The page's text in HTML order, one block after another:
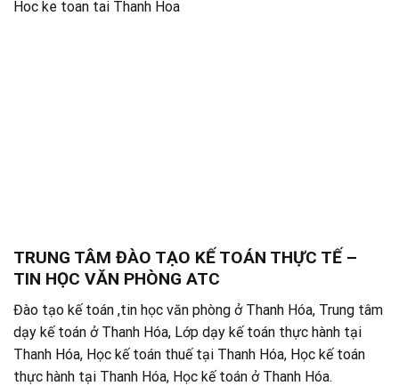
Hoc ke toan tai Thanh Hoa
TRUNG TÂM ĐÀO TẠO KẾ TOÁN THỰC TẾ –
TIN HỌC VĂN PHÒNG ATC
Đào tạo kế toán ,tin học văn phòng ở Thanh Hóa, Trung tâm
dạy kế toán ở Thanh Hóa, Lớp dạy kế toán thực hành tại
Thanh Hóa, Học kế toán thuế tại Thanh Hóa, Học kế toán
thực hành tại Thanh Hóa, Học kế toán ở Thanh Hóa.